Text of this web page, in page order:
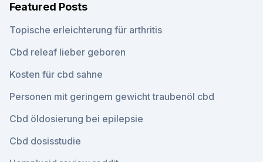
Featured Posts
Topische erleichterung für arthritis
Cbd releaf lieber geboren
Kosten für cbd sahne
Personen mit geringem gewicht traubenöl cbd
Cbd öldosierung bei epilepsie
Cbd dosisstudie